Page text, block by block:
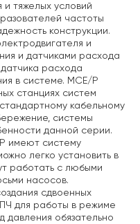
тяжелых условий
частоты
конструкции.
и
и датчиками расхода
расхода
в системе. MCE/P
станциях систем
кабельному
системы
данной серии.
имеют систему
легко установить в
работать с любыми
насосов.
сдвоенных
ПЧ для работы в режиме
обязательно